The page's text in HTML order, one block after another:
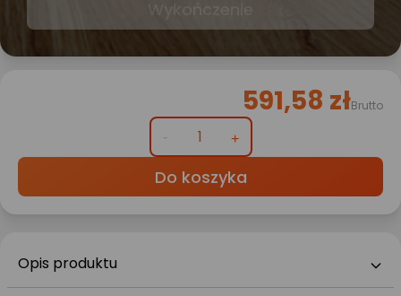
591,58 złBrutto
Do koszyka
Opis produktu